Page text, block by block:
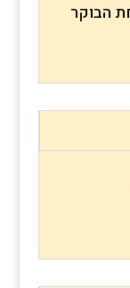
הבוקר